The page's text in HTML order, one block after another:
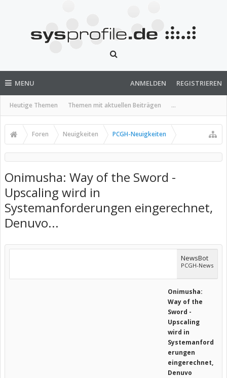
MENU
Heutige Themen Themen mit aktuellen Beiträgen ...
ANMELDEN REGISTRIEREN
Foren Neuigkeiten PCGH-Neuigkeiten
Onimusha: Way of the Sword -
Upscaling wird in
Systemanforderungen eingerechnet,
Denuvo...
NewsBot
PCGH-News
Onimusha:
Way of the
Sword -
Upscaling
wird in
Systemanford
erungen
eingerechnet,
Denuvo